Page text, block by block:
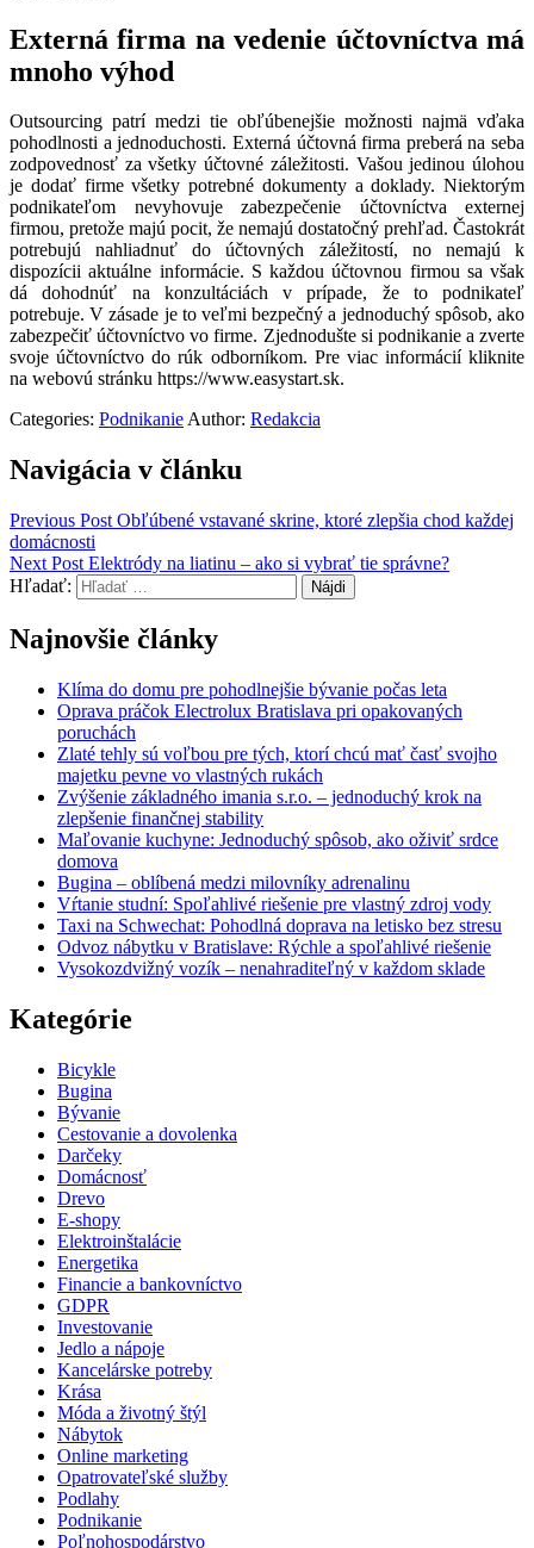
Externá firma na vedenie účtovníctva má
mnoho výhod
Outsourcing patrí medzi tie obľúbenejšie možnosti najmä vďaka
pohodlnosti a jednoduchosti. Externá účtovná firma preberá na seba
zodpovednosť za všetky účtovné záležitosti. Vašou jedinou úlohou
je dodať firme všetky potrebné dokumenty a doklady. Niektorým
podnikateľom nevyhovuje zabezpečenie účtovníctva externej
firmou, pretože majú pocit, že nemajú dostatočný prehľad. Častokrát
potrebujú nahliadnuť do účtovných záležitostí, no nemajú k
dispozícii aktuálne informácie. S každou účtovnou firmou sa však
dá dohodnúť na konzultáciách v prípade, že to podnikateľ
potrebuje. V zásade je to veľmi bezpečný a jednoduchý spôsob, ako
zabezpečiť účtovníctvo vo firme. Zjednodušte si podnikanie a zverte
svoje účtovníctvo do rúk odborníkom. Pre viac informácií kliknite
na webovú stránku https://www.easystart.sk.
Categories: PodnikanieAuthor: Redakcia
Navigácia v článku
Previous Post Obľúbené vstavané skrine, ktoré zlepšia chod každej
domácnosti
Next Post Elektródy na liatinu – ako si vybrať tie správne?
Hľadať:
Najnovšie články
Klíma do domu pre pohodlnejšie bývanie počas leta
Oprava práčok Electrolux Bratislava pri opakovaných
poruchách
Zlaté tehly sú voľbou pre tých, ktorí chcú mať časť svojho
majetku pevne vo vlastných rukách
Zvýšenie základného imania s.r.o. – jednoduchý krok na
zlepšenie finančnej stability
Maľovanie kuchyne: Jednoduchý spôsob, ako oživiť srdce
domova
Bugina – oblíbená medzi milovníky adrenalinu
Vŕtanie studní: Spoľahlivé riešenie pre vlastný zdroj vody
Taxi na Schwechat: Pohodlná doprava na letisko bez stresu
Odvoz nábytku v Bratislave: Rýchle a spoľahlivé riešenie
Vysokozdvižný vozík – nenahraditeľný v každom sklade
Kategórie
Bicykle
Bugina
Bývanie
Cestovanie a dovolenka
Darčeky
Domácnosť
Drevo
E-shopy
Elektroinštalácie
Energetika
Financie a bankovníctvo
GDPR
Investovanie
Jedlo a nápoje
Kancelárske potreby
Krása
Móda a životný štýl
Nábytok
Online marketing
Opatrovateľské služby
Podlahy
Podnikanie
Poľnohospodárstvo